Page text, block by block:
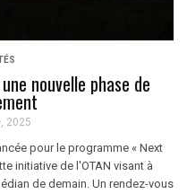
nouvelle phase de
2025
pour le programme « Next
initiative de l'OTAN visant à
de demain. Un rendez-vous